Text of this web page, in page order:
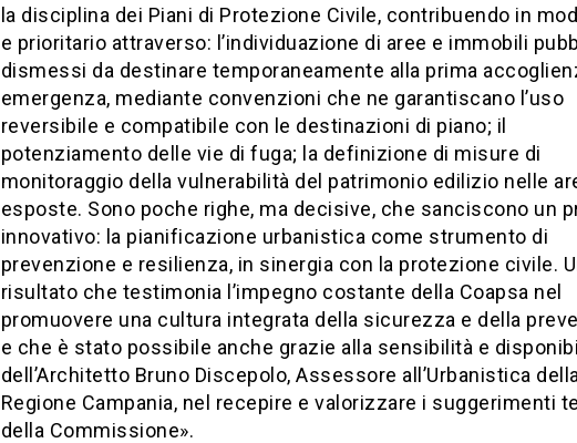
la disciplina dei Piani di Protezione Civile, contribuendo in
e prioritario attraverso: l’individuazione di aree e immobili
dismessi da destinare temporaneamente alla prima
emergenza, mediante convenzioni che ne garantiscano l’uso
reversibile e compatibile con le destinazioni di piano; il
potenziamento delle vie di fuga; la definizione di misure di
monitoraggio della vulnerabilità del patrimonio edilizio nelle
esposte. Sono poche righe, ma decisive, che sanciscono un
innovativo: la pianificazione urbanistica come strumento di
prevenzione e resilienza, in sinergia con la protezione civile.
risultato che testimonia l’impegno costante della Coapsa nel
promuovere una cultura integrata della sicurezza e della
e che è stato possibile anche grazie alla sensibilità e
dell’Architetto Bruno Discepolo, Assessore all’Urbanistica della
Regione Campania, nel recepire e valorizzare i suggerimenti
della Commissione».